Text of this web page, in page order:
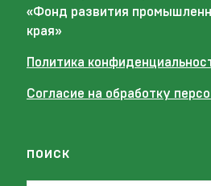
«Фонд развития
края»
Политика
Согласие на обработку
поиск